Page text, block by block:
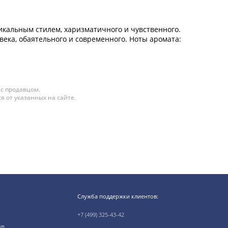
стилем, харизматичного и чувственного.
обаятельного и современного. Ноты аромата:
продавцом.
от указанных на сайте.
Служба поддержки клиентов:
+7 (499) 325-43-42